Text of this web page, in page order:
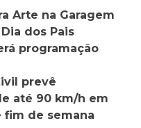
Arte na Garagem
dos Pais
programação
prevê
até 90 km/h em
fim de semana